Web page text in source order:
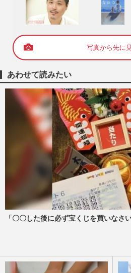
写真から先に
あわせて読みたい
「〇〇した後に必ず宝くじを買いなさ